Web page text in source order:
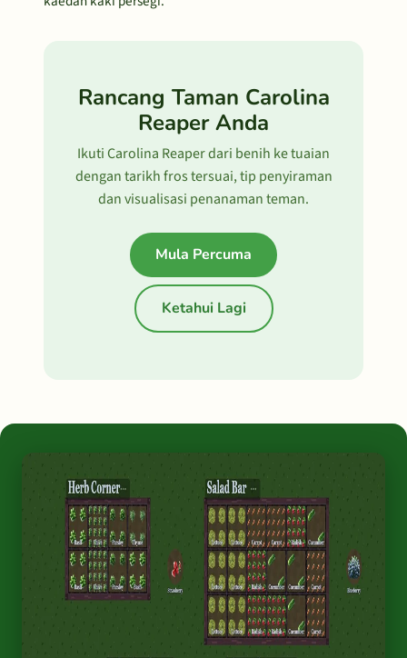
Rancang Taman Carolina
Reaper Anda
Ikuti Carolina Reaper dari benih ke tuaian
dengan tarikh fros tersuai, tip penyiraman
dan visualisasi penanaman teman.
Mula Percuma
Ketahui Lagi